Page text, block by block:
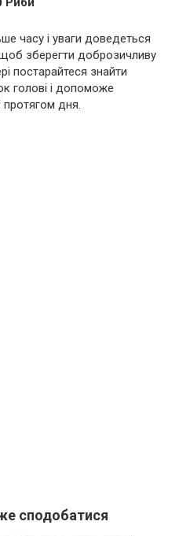
часу і уваги доведеться
зберегти доброзичливу
постарайтеся знайти
голові і допоможе
протягом дня.
сподобатися